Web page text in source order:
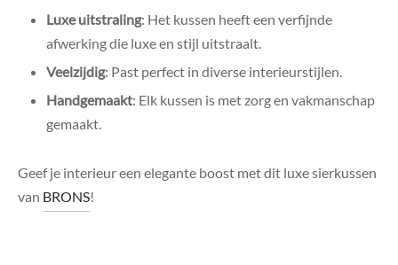
Luxe uitstraling: Het kussen heeft een verfijnde
afwerking die luxe en stijl uitstraalt.
Veelzijdig: Past perfect in diverse interieurstijlen.
Handgemaakt: Elk kussen is met zorg en vakmanschap
gemaakt.
Geef je interieur een elegante boost met dit luxe sierkussen
van BRONS!